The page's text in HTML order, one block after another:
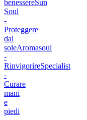
benessereSun
Soul
-
Proteggere
dal
soleAromasoul
-
RinvigorireSpecialist
-
Curare
mani
e
piedi